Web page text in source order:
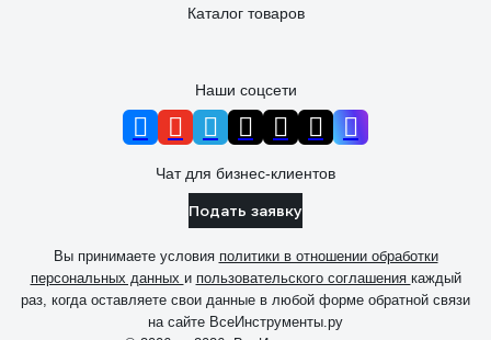
Каталог товаров
Наши соцсети
Чат для бизнес-клиентов
Подать заявку
Вы принимаете условия политики в отношении обработки
персональных данных и пользовательского соглашения каждый
раз, когда оставляете свои данные в любой форме обратной связи
на сайте ВсеИнструменты.ру